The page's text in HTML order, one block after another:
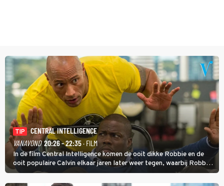
TIP
CENTRAL INTELLIGENCE
VANAVOND 20:26 - 22:35· FILM
In de film Central Intelligence komen de ooit dikke Robbie en de
ooit populaire Calvin elkaar jaren later weer tegen, waarbij Robbie,
inmiddels supergespierd en werkzaam voor de CIA, Calvins hulp
goed kan gebruiken.